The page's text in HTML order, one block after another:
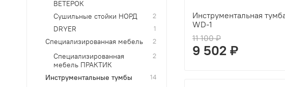
Инструментальная
WD-1
11 100 ₽
9 502 ₽
ВЕТЕРОК
Сушильные стойки НОРД 2
DRYER 1
Специализированная мебель 2
Специализированная
мебель ПРАКТИК
2
Инструментальные тумбы 14